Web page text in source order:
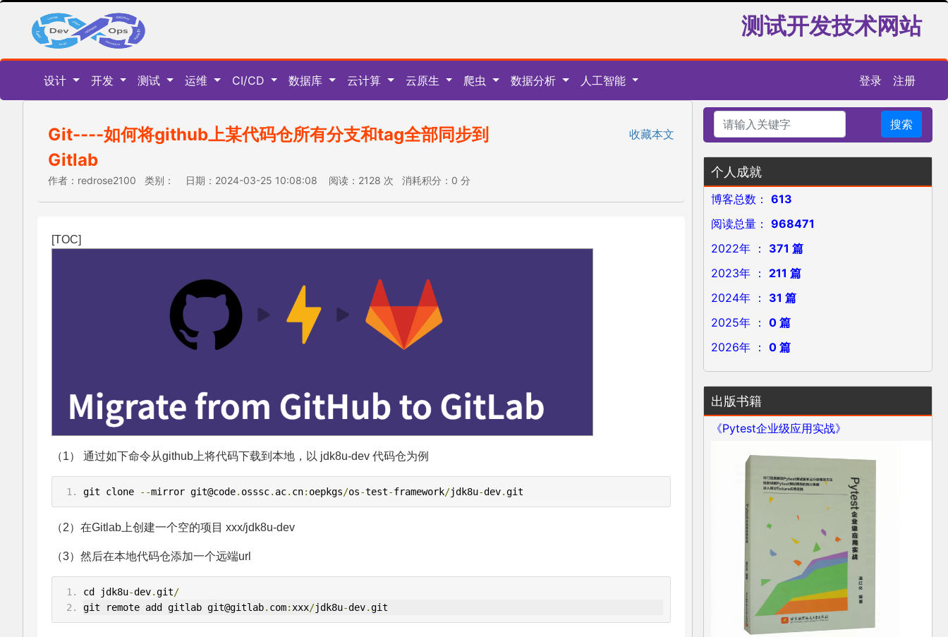
测试开发技术网站
设计 开发 测试 运维 CI/CD 数据库 云计算 云原生 爬虫 数据分析 人工智能 登录 注册
Git----如何将github上某代码仓所有分支和tag全部同步到
Gitlab
收藏本文
作者：redrose2100 类别： 日期：2024-03-25 10:08:08 阅读：2128 次 消耗积分：0 分
[TOC]
（1） 通过如下命令从github上将代码下载到本地，以 jdk8u-dev 代码仓为例
git clone --mirror git@code. osssc. ac. cn: oepkgs/os-test-framework/jdk8u-dev.git
（2）在Gitlab上创建一个空的项目 xxx/jdk8u-dev
（3）然后在本地代码仓添加一个远端url
cd jdk8u-dev.git/
git remote add gitlab git@gitlab. com: xxx/jdk8u-dev.git
搜索
个人成就
博客总数： 613
阅读总量： 968471
2022年 ： 371 篇
2023年 ： 211 篇
2024年 ： 31 篇
2025年 ： 0 篇
2026年 ： 0 篇
出版书籍
《Pytest企业级应用实战》